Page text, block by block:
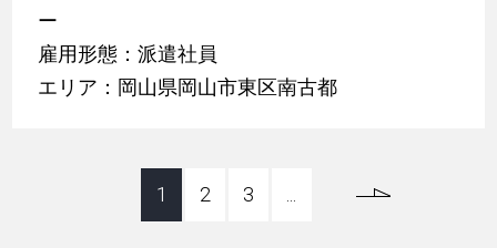
ー
雇用形態：派遣社員
エリア：岡山県岡山市東区南古都
1 2 3